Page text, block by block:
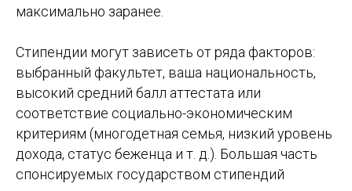
максимально заранее.
Стипендии могут зависеть от ряда факторов:
выбранный факультет, ваша национальность,
высокий средний балл аттестата или
соответствие социально-экономическим
критериям (многодетная семья, низкий уровень
дохода, статус беженца и т. д.). Большая часть
спонсируемых государством стипендий